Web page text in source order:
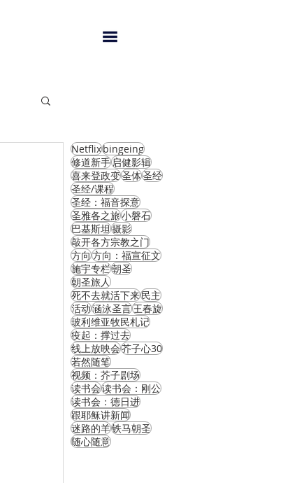
Netflixbingeing
修道新手启健影辑
喜来登政变圣体圣经
圣经/课程
圣经：福音探意
圣雅各之旅小磐石
巴基斯坦摄影
敲开各方宗教之门
方向方向：福宣征文
施宇专栏朝圣
朝圣旅人
死不去就活下来民主
活动涵泳圣言王春旋
玻利维亚牧民札记
疫起：撑过去
线上放映会芥子心30
若然随笔
视频：芥子剧场
读书会读书会：刚公
读书会：德日进
跟耶稣讲新闻
迷路的羊铁马朝圣
随心随意